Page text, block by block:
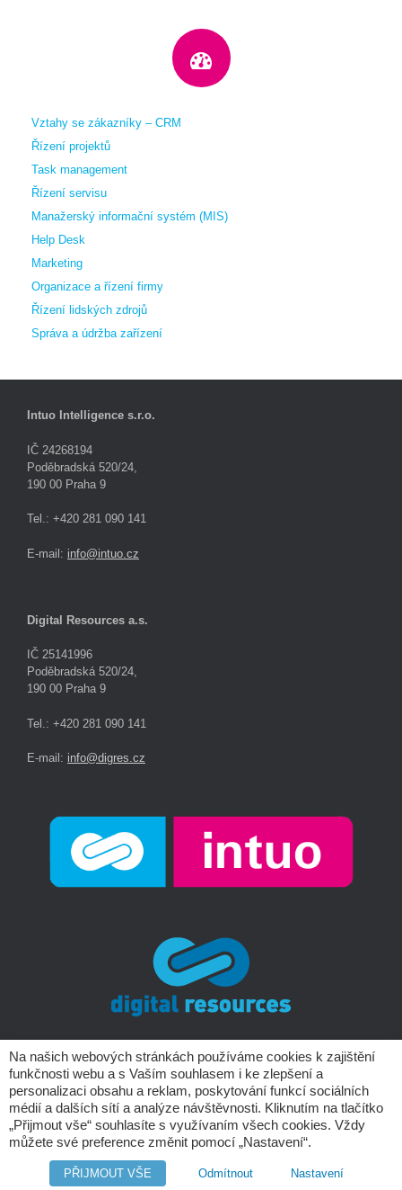
Vztahy se zákazníky – CRM
Řízení projektů
Task management
Řízení servisu
Manažerský informační systém (MIS)
Help Desk
Marketing
Organizace a řízení firmy
Řízení lidských zdrojů
Správa a údržba zařízení
Intuo Intelligence s.r.o.
IČ 24268194
Poděbradská 520/24,
190 00 Praha 9
Tel.: +420 281 090 141
E-mail: info@intuo.cz
Digital Resources a.s.
IČ 25141996
Poděbradská 520/24,
190 00 Praha 9
Tel.: +420 281 090 141
E-mail: info@digres.cz
Copyright © Digital Resources a.s.
Na našich webových stránkách používáme cookies k zajištění
funkčnosti webu a s Vaším souhlasem i ke zlepšení a
personalizaci obsahu a reklam, poskytování funkcí sociálních
médií a dalších sítí a analýze návštěvnosti. Kliknutím na tlačítko
„Přijmout vše“ souhlasíte s využívaním všech cookies. Vždy
můžete své preference změnit pomocí „Nastavení“.
PŘIJMOUT VŠE Odmítnout Nastavení